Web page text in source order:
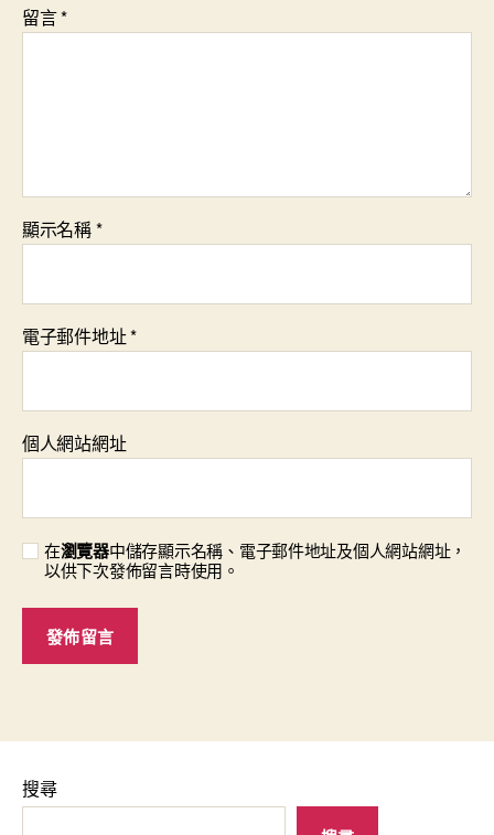
留言*
顯示名稱*
電子郵件地址*
個人網站網址
在瀏覽器中儲存顯示名稱、電子郵件地址及個人網站網址，
以供下次發佈留言時使用。
搜尋